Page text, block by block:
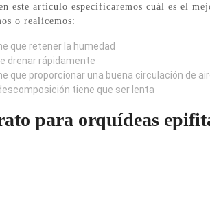
este artículo especificaremos cuál es el
o realicemos:
que retener la humedad
drenar rápidamente
que proporcionar una buena circulación de
tiene que ser lenta
para orquídeas